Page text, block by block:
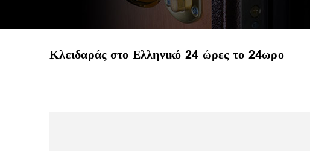
Κλειδαράς στο Ελληνικό 24 ώρες το 24ωρο